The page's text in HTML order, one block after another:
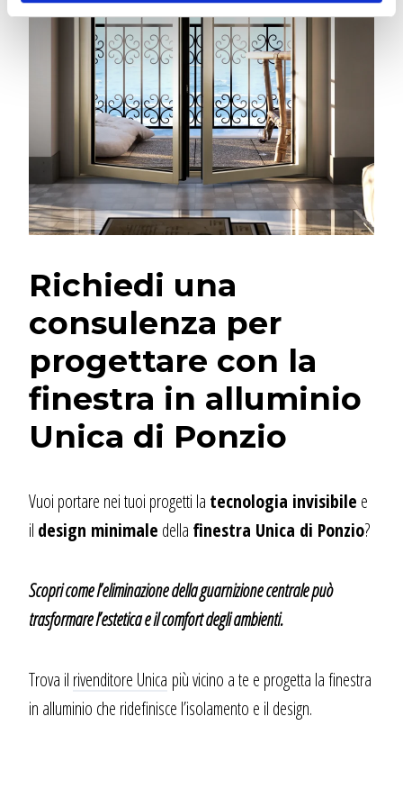
Richiedi una
consulenza per
progettare con la
finestra in alluminio
Unica di Ponzio
Vuoi portare nei tuoi progetti la tecnologia invisibile e
il design minimale della finestra Unica di Ponzio?
Scopri come l’eliminazione della guarnizione centrale può
trasformare l’estetica e il comfort degli ambienti.
Trova il rivenditore Unica più vicino a te e progetta la finestra
in alluminio che ridefinisce l’isolamento e il design.